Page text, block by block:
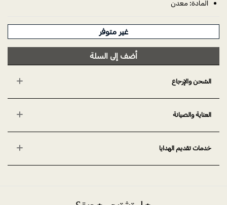
المادة: معدن
غير متوفر
أضف إلى السلة
الشحن والإرجاع
العناية والصيانة
خدمات تقديم الهدايا